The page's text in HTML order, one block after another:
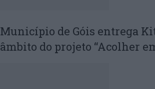
Município de Góis entrega
âmbito do projeto “Acolher